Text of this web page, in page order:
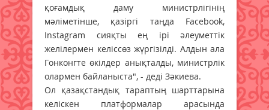
қоғамдық даму министрлігінің
мәліметінше, қазіргі таңда Facebook,
Instagram сияқты ең ірі әлеуметтік
желілермен келіссөз жүргізілді. Алдын ала
Гонконгте өкілдер анықталды, министрлік
олармен байланыста", - деді Зәкиева.
Ол қазақстандық тараптың шарттарына
келіскен платформалар арасында